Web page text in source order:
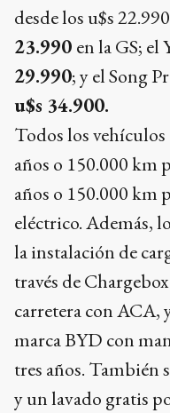
desde los u$s
23.990 en la GS; el
29.990; y el Song
u$s 34.900.
Todos los
años o 150.000 km
años o 150.000 km
eléctrico. Además,
la instalación de
través de
carretera con ACA,
marca BYD con
tres años. También
y un lavado gratis